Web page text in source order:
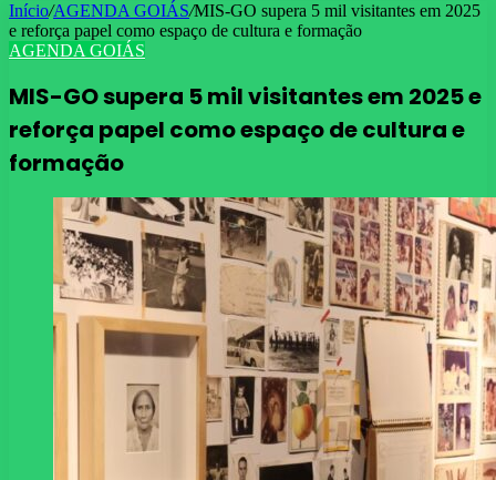
Início/AGENDA GOIÁS/MIS-GO supera 5 mil visitantes em 2025
e reforça papel como espaço de cultura e formação
AGENDA GOIÁS
MIS-GO supera 5 mil visitantes em 2025 e
reforça papel como espaço de cultura e
formação